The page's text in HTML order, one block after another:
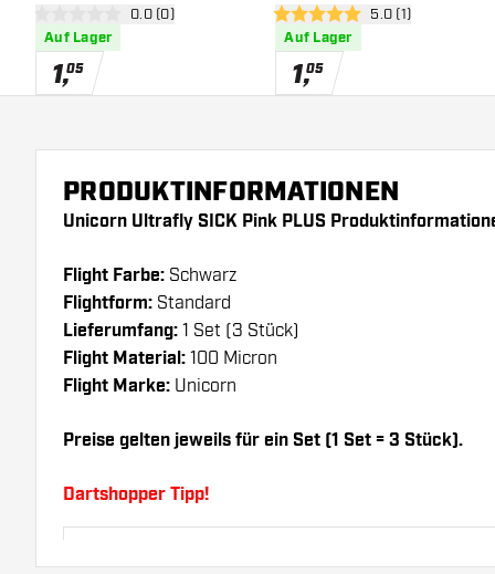
Bewertungsbereich öffnen
0 Bewertungssterne
0.0 (0)
Auf Lager
1,05
5 Bewertungssterne
5.0 (1)
Auf Lager
1,05
PRODUKTINFORMATIONEN
Unicorn Ultrafly SICK Pink PLUS
Flight Farbe: Schwarz
Flightform: Standard
Lieferumfang: 1 Set (3 Stück)
Flight Material: 100 Micron
Flight Marke: Unicorn
Preise gelten jeweils für ein Set (1 Set = 3 Stück).
Dartshopper Tipp!